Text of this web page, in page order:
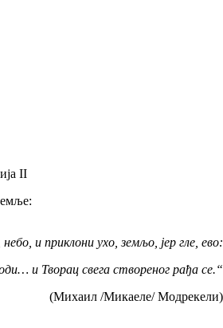
II
небо, и приклони ухо, земљо, јер гле, ево:
и Творац свега створеног рађа се.“
(Михаил /Микаеле/ Модрекели)